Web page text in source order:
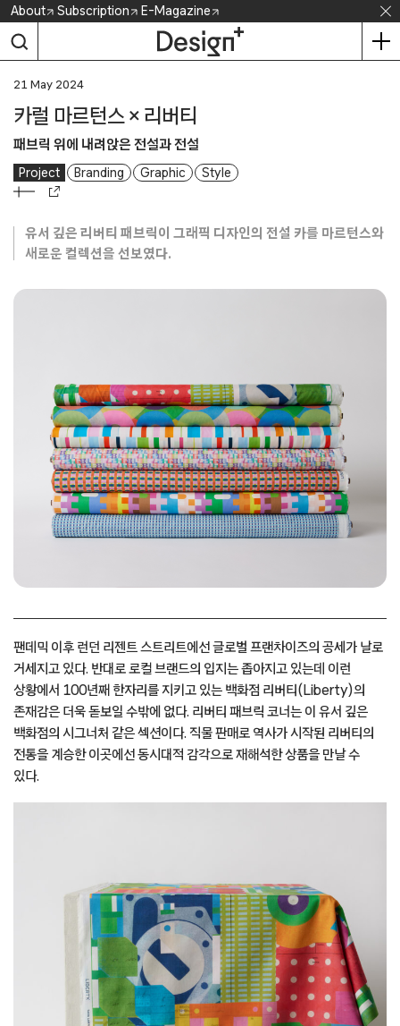
Skip
content
About Subscription E-Magazine
21 May 2024
카럴 마르턴스 × 리버티
패브릭 위에 내려앉은 전설과 전설
Project Branding Graphic Style
유서 깊은 리버티 패브릭이 그래픽 디자인의 전설 카를 마르턴스와
새로운 컬렉션을 선보였다.
팬데믹 이후 런던 리젠트 스트리트에선 글로벌 프랜차이즈의 공세가 날로
거세지고 있다. 반대로 로컬 브랜드의 입지는 좁아지고 있는데 이런
상황에서 100년째 한자리를 지키고 있는 백화점 리버티(Liberty)의
존재감은 더욱 돋보일 수밖에 없다. 리버티 패브릭 코너는 이 유서 깊은
백화점의 시그너처 같은 섹션이다. 직물 판매로 역사가 시작된 리버티의
전통을 계승한 이곳에선 동시대적 감각으로 재해석한 상품을 만날 수
있다.